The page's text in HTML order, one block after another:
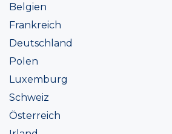
Belgien
Frankreich
Deutschland
Polen
Luxemburg
Schweiz
Österreich